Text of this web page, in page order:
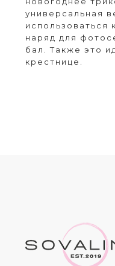
универсальная
использоваться
наряд для
бал. Также это
крестнице.